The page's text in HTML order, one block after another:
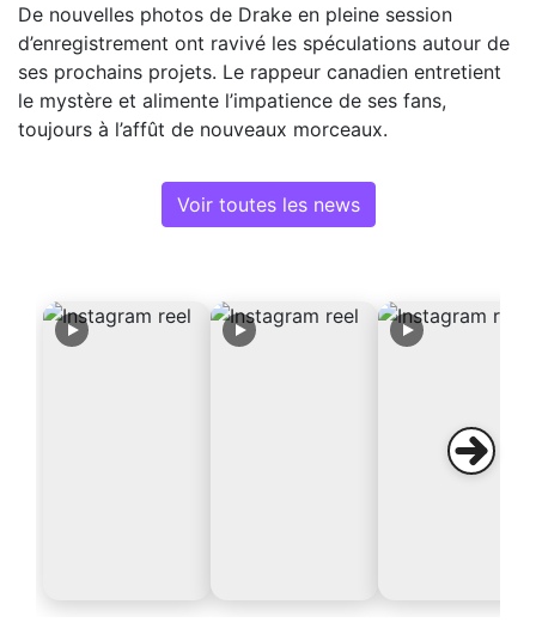
De nouvelles photos de Drake en pleine session
d’enregistrement ont ravivé les spéculations autour de
ses prochains projets. Le rappeur canadien entretient
le mystère et alimente l’impatience de ses fans,
toujours à l’affût de nouveaux morceaux.
Voir toutes les news